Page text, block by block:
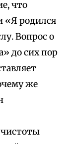
что
«Я родился
Вопрос о
до сих пор
же